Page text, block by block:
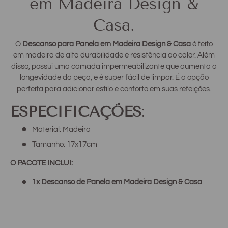
Casa.
O Descanso para Panela em Madeira Design & Casa é feito
em madeira de alta durabilidade e resistência ao calor. Além
disso, possui uma camada impermeabilizante que aumenta a
longevidade da peça, e é super fácil de limpar. É a opção
perfeita para adicionar estilo e conforto em suas refeições.
ESPECIFICAÇÕES:
Material: Madeira
Tamanho: 17x17cm
O PACOTE INCLUI:
1x Descanso de Panela em Madeira Design & Casa